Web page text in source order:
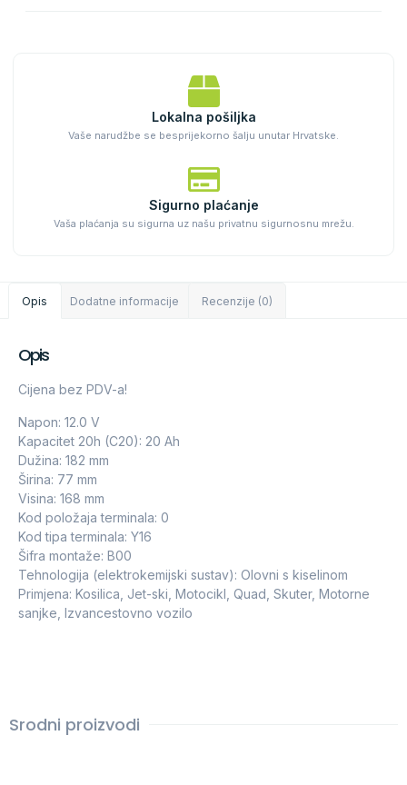
Lokalna pošiljka
Vaše narudžbe se besprijekorno šalju unutar Hrvatske.
Sigurno plaćanje
Vaša plaćanja su sigurna uz našu privatnu sigurnosnu mrežu.
Opis Dodatne informacije Recenzije (0)
Opis
Cijena bez PDV-a!
Napon: 12.0 V
Kapacitet 20h (C20): 20 Ah
Dužina: 182 mm
Širina: 77 mm
Visina: 168 mm
Kod položaja terminala: 0
Kod tipa terminala: Y16
Šifra montaže: B00
Tehnologija (elektrokemijski sustav): Olovni s kiselinom
Primjena: Kosilica, Jet-ski, Motocikl, Quad, Skuter, Motorne
sanjke, Izvancestovno vozilo
Srodni proizvodi